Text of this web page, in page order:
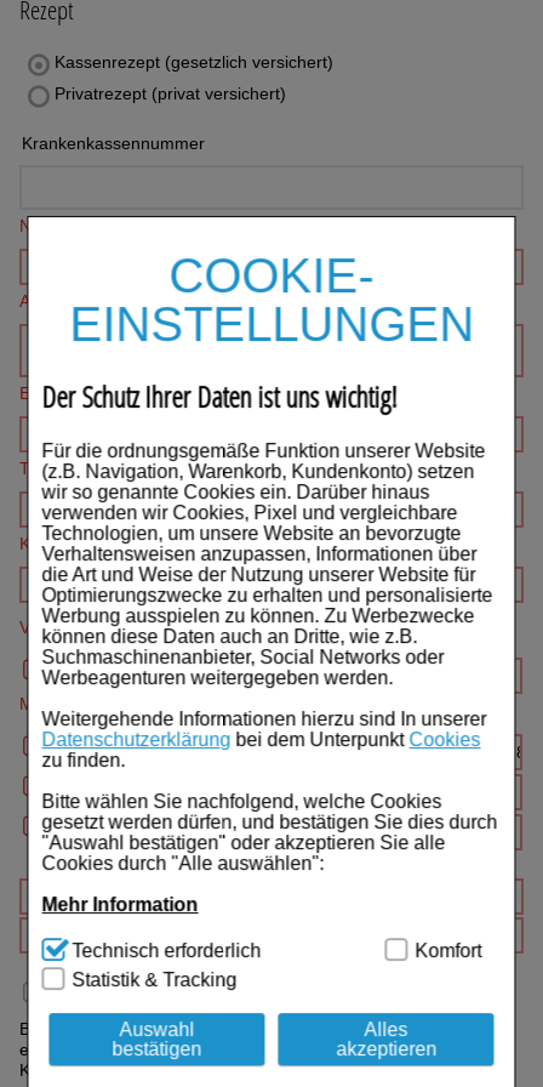
COOKIE-
EINSTELLUNGEN
Der Schutz Ihrer Daten ist uns wichtig!
Für die ordnungsgemäße Funktion unserer Website
(z.B. Navigation, Warenkorb, Kundenkonto) setzen
wir so genannte Cookies ein. Darüber hinaus
verwenden wir Cookies, Pixel und vergleichbare
Technologien, um unsere Website an bevorzugte
Verhaltensweisen anzupassen, Informationen über
die Art und Weise der Nutzung unserer Website für
Optimierungszwecke zu erhalten und personalisierte
Werbung ausspielen zu können. Zu Werbezwecke
können diese Daten auch an Dritte, wie z.B.
Suchmaschinenanbieter, Social Networks oder
Werbeagenturen weitergegeben werden.
Weitergehende Informationen hierzu sind In unserer
Datenschutzerklärung bei dem UnterpunktCookies
zu finden.
Bitte wählen Sie nachfolgend, welche Cookies
gesetzt werden dürfen, und bestätigen Sie dies durch
"Auswahl bestätigen" oder akzeptieren Sie alle
Cookies durch "Alle auswählen":
Mehr Information
Technisch Notwendig:Hierbei handelt es sich um
Cookies, die für die Grundfunktionen unserer
Website notwendig sind (z.B. Navigation, Warenkorb,
Kundenkonto), weshalb auf diese nicht verzichtet
werden kann.
Komfort:Diese Cookies werden genutzt um das
Technisch erforderlich
Komfort
Statistik & Tracking
Auswahl
bestätigen
Alles
akzeptieren
Auge, Ohr, Nase & Mund
Blase, Niere & Urogenitaltrakt
Diabetes
Haut, Haare & Nägel
Herz, Kreislauf & Gefäße
Magen/Darm & Leber/Galle
Schmerzen
Für Kinder
Für Ihn
Für Sie
Schwangerschaft & Stillzeit
Homöopathie, Schüsslersalze & Bachblüten Original
Raucherentwöhnung
Gesundheit & Fitness
Kosmetika & Parfümerieartikel
Körperpflege
Tablettenspender & Tablettenteiler
Tierarzneimittel
Bonbons
Tee
Rezept
Kassenrezept (gesetzlich versichert)
Privatrezept (privat versichert)
Krankenkassennummer
Name*
Adresse*
E-mail*
Telefon
Kundenr.
Verordnender Arzt (Name, Ort, Telefon)
Medikamente
Ich bin zuzahlungsbefreit
Bei Medikamenten mit Aut-idem Verordnung setzen Sie bitte
einen Haken, indem Sie vor dem jeweiligen Artikel das Aut-idem
Kästchen anklicken.